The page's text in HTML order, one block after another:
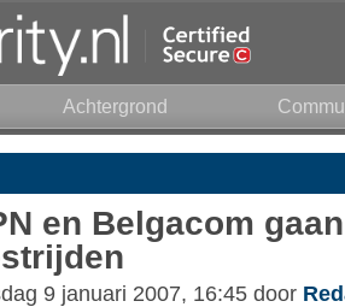
Achtergrond
en Belgacom
9 januari 2007, 16:45 door